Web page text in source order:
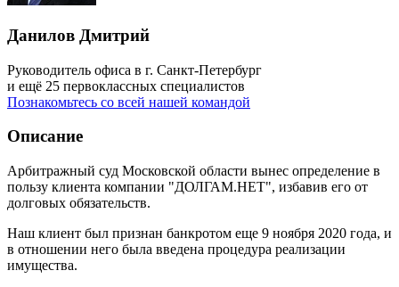
Данилов Дмитрий
Руководитель офиса в г. Санкт-Петербург
и ещё 25 первоклассных специалистов
Познакомьтесь со всей нашей командой
Описание
Арбитражный суд Московской области вынес определение в
пользу клиента компании "ДОЛГАМ.НЕТ", избавив его от
долговых обязательств.
Наш клиент был признан банкротом еще 9 ноября 2020 года, и
в отношении него была введена процедура реализации
имущества.